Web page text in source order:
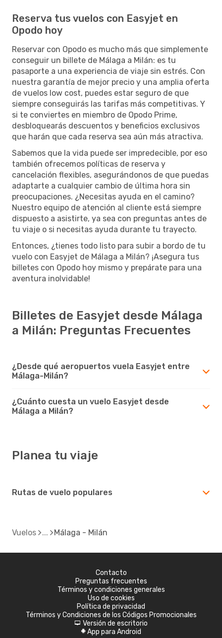
Reserva tus vuelos con Easyjet en
Opodo hoy
Reservar con Opodo es mucho más que simplemente
conseguir un billete de Málaga a Milán: es tu
pasaporte a una experiencia de viaje sin estrés. Con
nuestra garantía de mejor precio y una amplia oferta
de vuelos low cost, puedes estar seguro de que
siempre conseguirás las tarifas más competitivas. Y
si te conviertes en miembro de Opodo Prime,
desbloquearás descuentos y beneficios exclusivos
que harán que cada reserva sea aún más atractiva.
Sabemos que la vida puede ser impredecible, por eso
también ofrecemos políticas de reserva y
cancelación flexibles, asegurándonos de que puedas
adaptarte a cualquier cambio de última hora sin
preocupaciones. ¿Necesitas ayuda en el camino?
Nuestro equipo de atención al cliente está siempre
dispuesto a asistirte, ya sea con preguntas antes de
tu viaje o si necesitas ayuda durante tu trayecto.
Entonces, ¿tienes todo listo para subir a bordo de tu
vuelo con Easyjet de Málaga a Milán? ¡Asegura tus
billetes con Opodo hoy mismo y prepárate para una
aventura inolvidable!
Billetes de Easyjet desde Málaga
a Milán: Preguntas Frecuentes
¿Desde qué aeropuertos vuela Easyjet entre
Málaga-Milán?
¿Cuánto cuesta un vuelo Easyjet desde
Málaga a Milán?
Planea tu viaje
Rutas de vuelo populares
Vuelos Málaga - Milán
Contacto
Preguntas frecuentes
Términos y condiciones generales
Uso de cookies
Política de privacidad
Términos y Condiciones de los Códigos Promocionales
d Versión de escritorio
A App para Android